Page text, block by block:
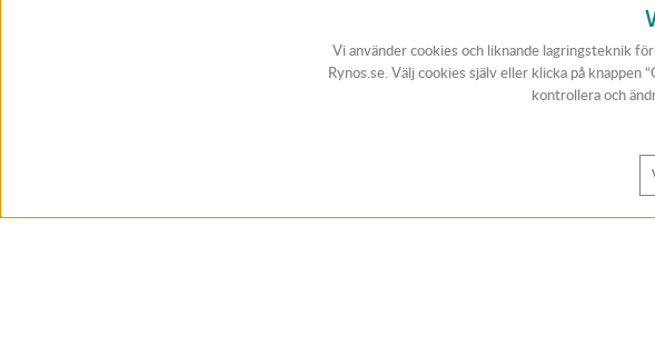
Vi använder cookies och liknande lagringsteknik
Rynos.se. Välj cookies själv eller klicka på
kontrollera och